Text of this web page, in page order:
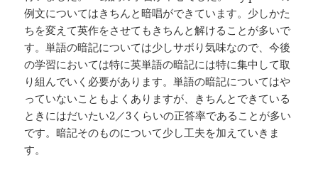
例文についてはきちんと暗唱ができています。少しかた
ちを変えて英作をさせてもきちんと解けることが多いで
す。単語の暗記については少しサボり気味なので、今後
の学習においては特に英単語の暗記には特に集中して取
り組んでいく必要があります。単語の暗記についてはや
っていないこともよくありますが、きちんとできている
ときにはだいたい2／3くらいの正答率であることが多い
です。暗記そのものについて少し工夫を加えていきま
す。